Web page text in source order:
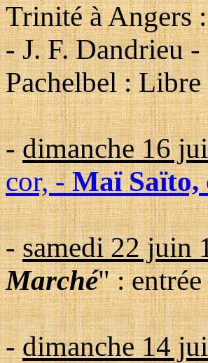
Trinité à Angers
- J. F. Dandrieu
Pachelbel :Libre
-dimanche 16
cor,-Maï Saïto,
- samedi 22 juin
Marché" :
-dimanche 14